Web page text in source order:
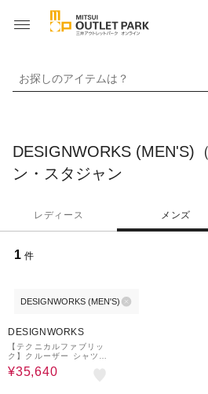
お探しのアイテムは？
DESIGNWORKS (MEN'S)
ン・スタジャン
レディース メンズ
1 件
DESIGNWORKS (MEN'S)
DESIGNWORKS
【テクニカルファブリッ
ク】クルーザー シャツ
ジャケット
¥35,640